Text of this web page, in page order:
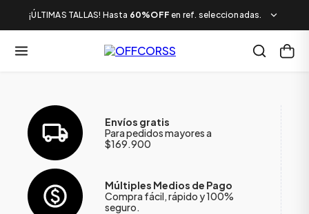
¡ÚLTIMAS TALLAS! Hasta 60%OFF en ref. seleccionadas.
Envíos gratis
Para pedidos mayores a
$169.900
Múltiples Medios de Pago
Compra fácil, rápido y 100%
seguro.